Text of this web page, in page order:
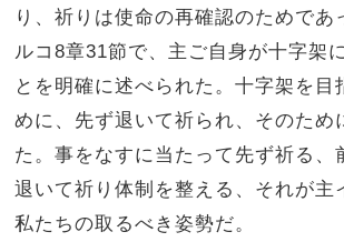
り、祈りは使命の再確認のためであ
ルコ8章31節で、主ご自身が十字架
とを明確に述べられた。十字架を目
めに、先ず退いて祈られ、そのため
た。事をなすに当たって先ず祈る、
退いて祈り体制を整える、それが主
私たちの取るべき姿勢だ。